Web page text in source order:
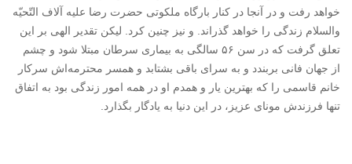
خواهد رفت و در آنجا در کنار بارگاه ملکوتی حضرت رضا علیه آلاف التّحیّه
والسلام زندگی را خواهد گذراند. و نیز چنین کرد. لیکن تقدیر الهی بر این
تعلق گرفت که در سن ۵۶ سالگی به بیماری سرطان مبتلا شود و چشم
از جهان فانی بربندد و به سرای باقی بشتابد و همسر محترمه‌اش سرکار
خانم قاسمی را که بهترین یار و همدم او در همه امور زندگی بود به اتفاق
تنها فرزندش مونای عزیز، در این دنیا به یادگار بگذارد.